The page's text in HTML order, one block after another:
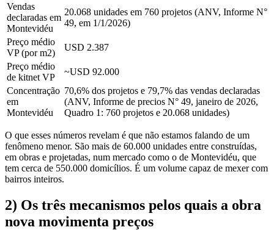
Vendas
declaradas em
Montevidéu
20.068 unidades em 760 projetos (ANV, Informe N°
49, em 1/1/2026)
Preço médio
VP (por m2)
USD 2.387
Preço médio
de kitnet VP
~USD 92.000
Concentração
em
Montevidéu
70,6% dos projetos e 79,7% das vendas declaradas
(ANV, Informe de precios N° 49, janeiro de 2026,
Quadro 1: 760 projetos e 20.068 unidades)
O que esses números revelam é que não estamos falando de um
fenômeno menor. São mais de 60.000 unidades entre construídas,
em obras e projetadas, num mercado como o de Montevidéu, que
tem cerca de 550.000 domicílios. É um volume capaz de mexer com
bairros inteiros.
2) Os três mecanismos pelos quais a obra
nova movimenta preços